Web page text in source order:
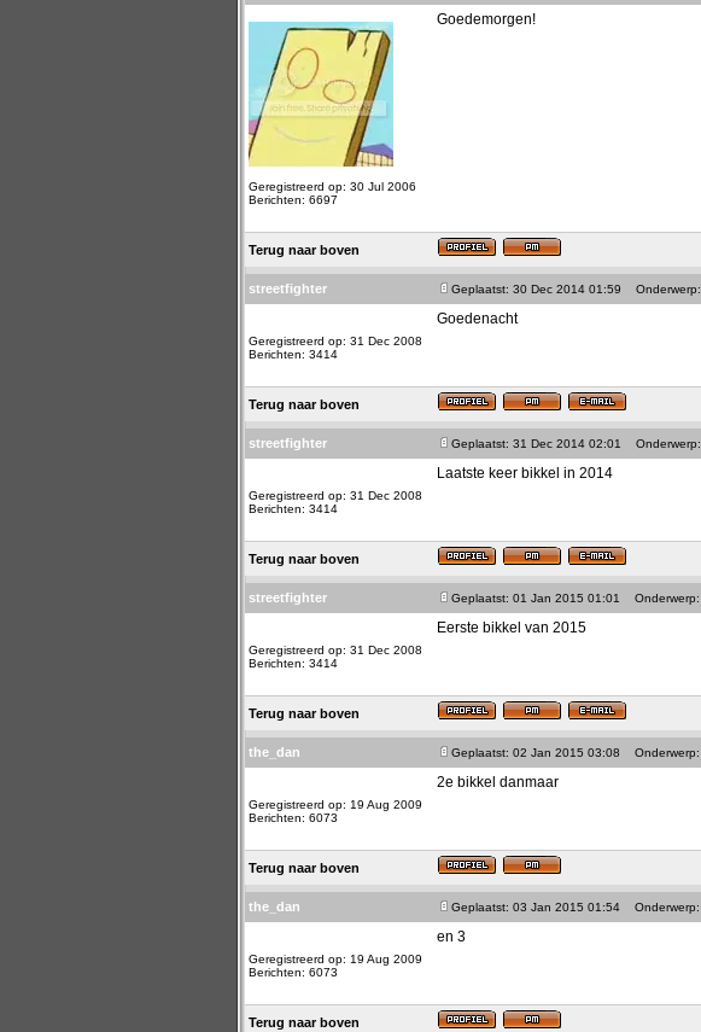
Geregistreerd op: 30 Jul 2006
Berichten: 6697
Goedemorgen!
Terug naar boven
streetfighter Geplaatst: 30 Dec 2014 01:59 Onderwerp:
Geregistreerd op: 31 Dec 2008
Berichten: 3414
Goedenacht
Terug naar boven
streetfighter Geplaatst: 31 Dec 2014 02:01 Onderwerp:
Geregistreerd op: 31 Dec 2008
Berichten: 3414
Laatste keer bikkel in 2014
Terug naar boven
streetfighter Geplaatst: 01 Jan 2015 01:01 Onderwerp:
Geregistreerd op: 31 Dec 2008
Berichten: 3414
Eerste bikkel van 2015
Terug naar boven
the_dan Geplaatst: 02 Jan 2015 03:08 Onderwerp:
Geregistreerd op: 19 Aug 2009
Berichten: 6073
2e bikkel danmaar
Terug naar boven
the_dan Geplaatst: 03 Jan 2015 01:54 Onderwerp:
Geregistreerd op: 19 Aug 2009
Berichten: 6073
en 3
Terug naar boven